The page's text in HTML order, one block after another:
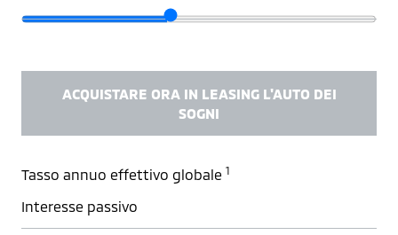
ACQUISTARE ORA IN LEASING L'AUTO DEI
SOGNI
Tasso annuo effettivo globale 1
Interesse passivo